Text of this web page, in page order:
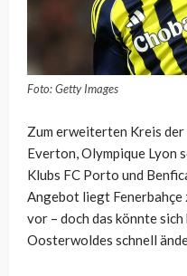
Foto: Getty Images
Zum erweiterten Kreis
Everton, Olympique Lyon
Klubs FC Porto und
Angebot liegt Fenerbahçe
vor – doch das könnte
Oosterwoldes schnell